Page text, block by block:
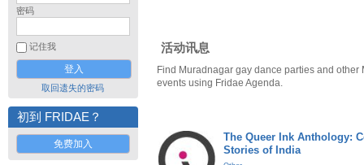
密码
记住我
取回遗失的密码
初到 FRIDAE？
免费加入
活动讯息
Find Muradnagar gay dance parties and other
events using Fridae Agenda.
The Queer Ink Anthology:
Stories of India